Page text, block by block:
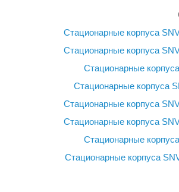
Стационарные корпуса
Стационарные корпуса
Стационарные
Стационарные корпуса
Стационарные корпуса
Стационарные корпуса
Стационарные
Стационарные корпуса